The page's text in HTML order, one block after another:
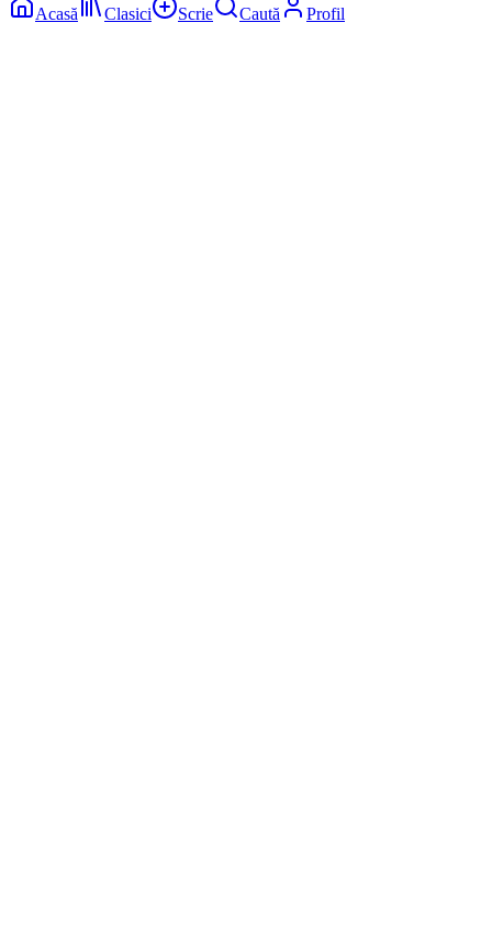
Acasă
Clasici Scrie Caută Profil